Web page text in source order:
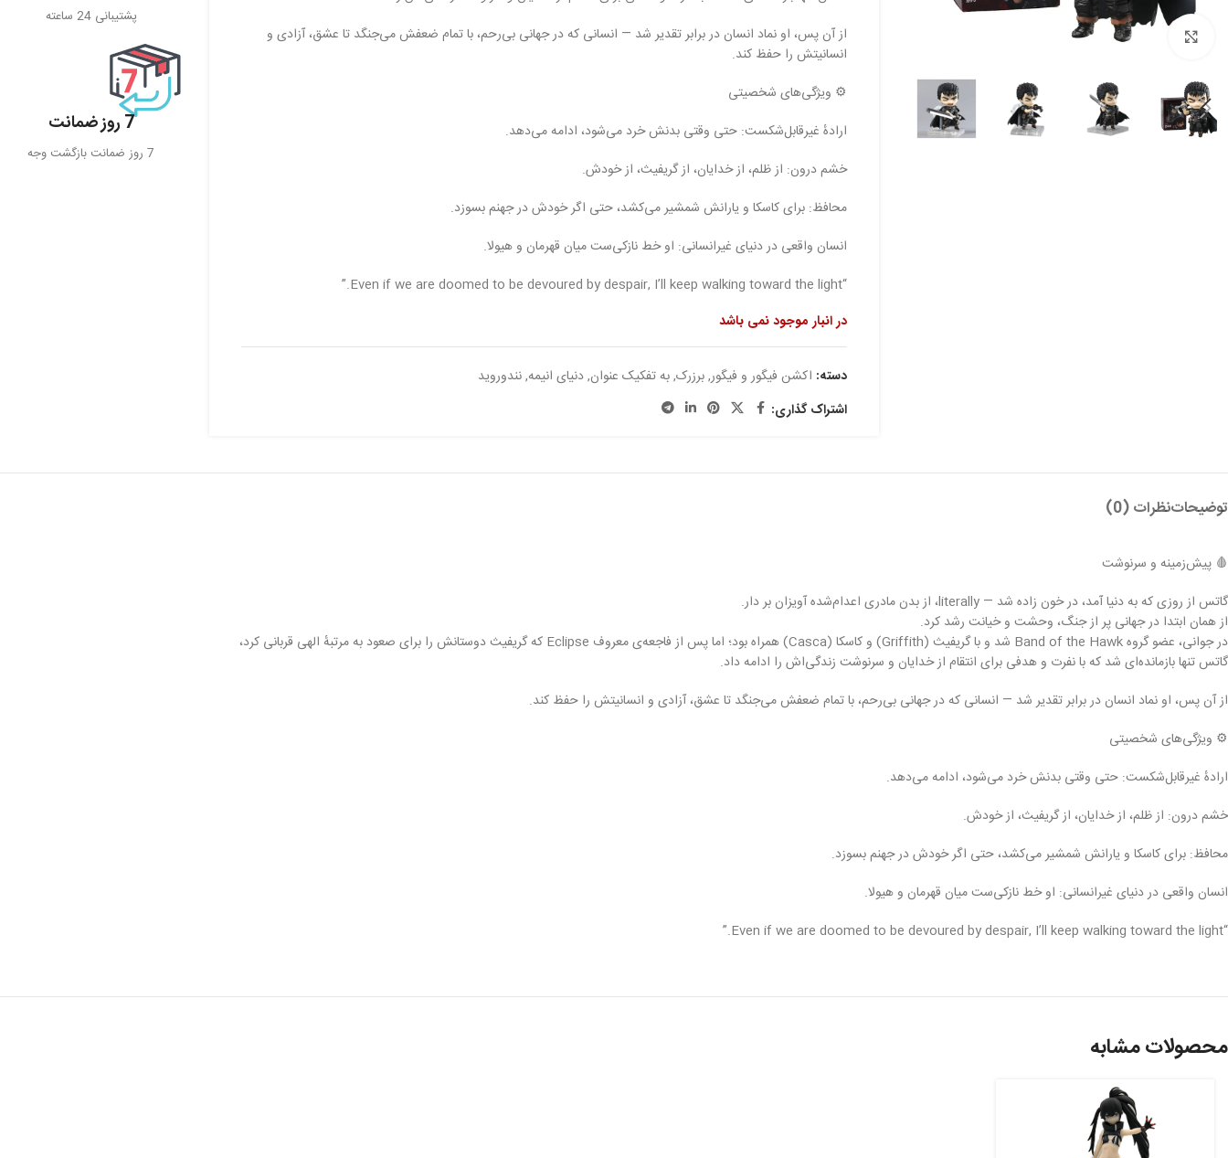
بزرگنمایی تصویر
از آن پس، او نماد انسان در برابر تقدیر شد — انسانی که در جهانی بی‌رحم، با تمام ضعفش می‌جنگد تا عشق، آزادی و
انسانیتش را حفظ کند.
⚙️ ویژگی‌های شخصیتی
ارادهٔ غیرقابل‌شکست: حتی وقتی بدنش خرد می‌شود، ادامه می‌دهد.
خشم درون: از ظلم، از خدایان، از گریفیث، از خودش.
محافظ: برای کاسکا و یارانش شمشیر می‌کشد، حتی اگر خودش در جهنم بسوزد.
انسان واقعی در دنیای غیرانسانی: او خط نازکی‌ست میان قهرمان و هیولا.
“Even if we are doomed to be devoured by despair, I’ll keep walking toward the light.”
در انبار موجود نمی باشد
دسته: اکشن فیگور و فیگور,برزرک,به تفکیک عنوان,دنیای انیمه,نندوروید
اشتراک گذاری:
پشتیبانی 24 ساعته
7 روز ضمانت
7 روز ضمانت بازگشت وجه
توضیحاتنظرات (0)
🩸 پیش‌زمینه و سرنوشت
گاتس از روزی که به دنیا آمد، در خون زاده شد — literally، از بدن مادری اعدام‌شده آویزان بر دار.
از همان ابتدا در جهانی پر از جنگ، وحشت و خیانت رشد کرد.
در جوانی، عضو گروه Band of the Hawk شد و با گریفیث (Griffith) و کاسکا (Casca) همراه بود؛ اما پس از فاجعه‌ی معروف Eclipse که گریفیث دوستانش را برای صعود به مرتبهٔ الهی قربانی کرد،
گاتس تنها بازمانده‌ای شد که با نفرت و هدفی برای انتقام از خدایان و سرنوشت زندگی‌اش را ادامه داد.
از آن پس، او نماد انسان در برابر تقدیر شد — انسانی که در جهانی بی‌رحم، با تمام ضعفش می‌جنگد تا عشق، آزادی و انسانیتش را حفظ کند.
⚙️ ویژگی‌های شخصیتی
ارادهٔ غیرقابل‌شکست: حتی وقتی بدنش خرد می‌شود، ادامه می‌دهد.
خشم درون: از ظلم، از خدایان، از گریفیث، از خودش.
محافظ: برای کاسکا و یارانش شمشیر می‌کشد، حتی اگر خودش در جهنم بسوزد.
انسان واقعی در دنیای غیرانسانی: او خط نازکی‌ست میان قهرمان و هیولا.
“Even if we are doomed to be devoured by despair, I’ll keep walking toward the light.”
محصولات مشابه